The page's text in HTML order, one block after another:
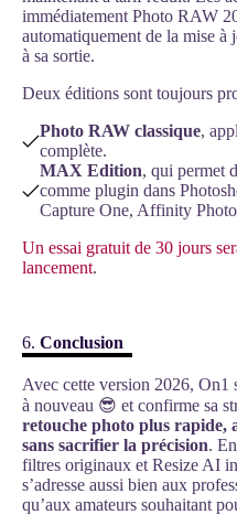
immédiatement Photo RAW
automatiquement de la mise à
à sa sortie.
Deux éditions sont toujours
Photo RAW classique,
complète.
MAX Edition, qui permet
comme plugin dans
Capture One, Affinity
Un essai gratuit de 30 jours
lancement.
6. Conclusion
Avec cette version 2026, On1
à nouveau 😎 et confirme sa
retouche photo plus rapide,
sans sacrifier la précision.
filtres originaux et Resize AI
s’adresse aussi bien aux
qu’aux amateurs souhaitant